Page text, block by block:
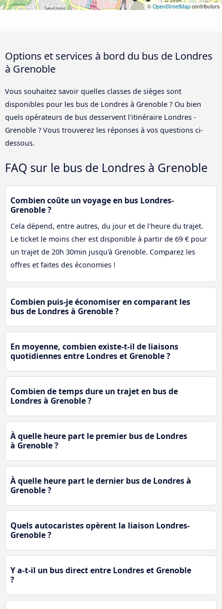
©OpenStreetMapcontributors
Options et services à bord du bus de Londres
à Grenoble
Vous souhaitez savoir quelles classes de sièges sont
disponibles pour les bus de Londres à Grenoble ? Ou bien
quels opérateurs de bus desservent l'itinéraire Londres -
Grenoble ? Vous trouverez les réponses à vos questions ci-
dessous.
FAQ sur le bus de Londres à Grenoble
Combien coûte un voyage en bus Londres-
Grenoble ?
Cela dépend, entre autres, du jour et de l'heure du trajet.
Le ticket le moins cher est disponible à partir de 69 € pour
un trajet de 20h 30min jusqu'à Grenoble. Comparez les
offres et faites des économies !
Combien puis-je économiser en comparant les
bus de Londres à Grenoble ?
En moyenne, combien existe-t-il de liaisons
quotidiennes entre Londres et Grenoble ?
Combien de temps dure un trajet en bus de
Londres à Grenoble ?
À quelle heure part le premier bus de Londres
à Grenoble ?
À quelle heure part le dernier bus de Londres à
Grenoble ?
Quels autocaristes opèrent la liaison Londres-
Grenoble ?
Y a-t-il un bus direct entre Londres et Grenoble
?